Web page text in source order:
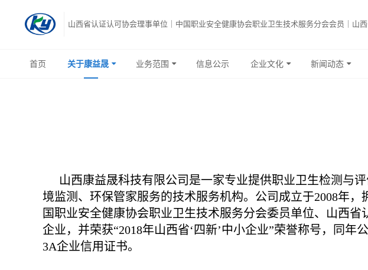
山西省认证认可协会理事单位｜中国职业安全健康协会职业卫生技术服务分会会员｜
首页 关于康益晟 业务范围 信息公示 企业文化 新闻动态
山西康益晟科技有限公司是一家专业提供职业卫生检测与
境监测、环保管家服务的技术服务机构。公司成立于2008年
国职业安全健康协会职业卫生技术服务分会委员单位、山西
企业，并荣获“2018年山西省‘四新’中小企业”荣誉称号，同
3A企业信用证书。